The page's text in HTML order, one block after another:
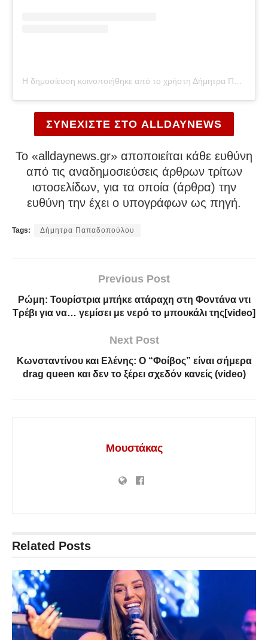
Η δημοσίευση κοινοποιήθηκε από το χρήστη Δήμητρα Παπαδοπούλου (@dimi_papadopoulou_official)
ΣΥΝΕΧΙΣΤΕ ΣΤΟ ALLDAYNEWS
To «alldaynews.gr» αποποιείται κάθε ευθύνη
από τις αναδημοσιεύσεις άρθρων τρίτων
ιστοσελίδων, για τα οποία (άρθρα) την
ευθύνη την έχει ο υπογράφων ως πηγή.
Tags: Δήμητρα Παπαδοπούλου
Previous Post
Ρώμη: Τουρίστρια μπήκε ατάραχη στη Φοντάνα ντι
Τρέβι για να… γεμίσει με νερό το μπουκάλι της[video]
Next Post
Κωνσταντίνου και Ελένης: Ο “Φοίβος” είναι σήμερα
drag queen και δεν το ξέρει σχεδόν κανείς (video)
Μουστάκας
Related Posts